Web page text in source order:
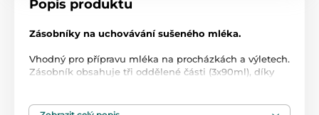
Popis produktu
Zásobníky na uchovávání sušeného mléka.
Vhodný pro přípravu mléka na procházkách a výletech.
Zásobník obsahuje tři oddělené části (3x90ml), díky
Hrdlo je upraveno pro snadnější přesypávání mléka do